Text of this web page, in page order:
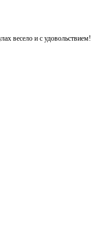
весело и с удовольствием!